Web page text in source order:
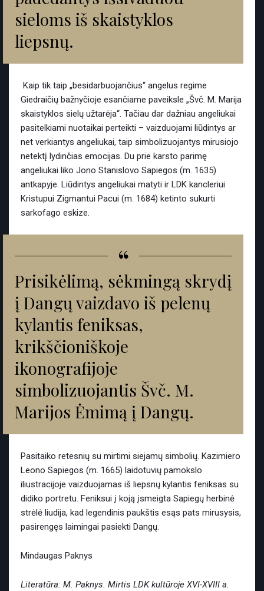
sieloms iš skaistyklos
liepsnų.
Kaip tik taip „besidarbuojančius“ angelus regime
Giedraičių bažnyčioje esančiame paveiksle „Švč. M. Marija
skaistyklos sielų užtarėja“. Tačiau dar dažniau angeliukai
pasitelkiami nuotaikai perteikti – vaizduojami liūdintys ar
net verkiantys angeliukai, taip simbolizuojantys mirusiojo
netektį lydinčias emocijas. Du prie karsto parimę
angeliukai liko Jono Stanislovo Sapiegos (m. 1635)
antkapyje. Liūdintys angeliukai matyti ir LDK kancleriui
Kristupui Zigmantui Pacui (m. 1684) ketinto sukurti
sarkofago eskize.
“
Prisikėlimą, sėkmingą skrydį
į Dangų vaizdavo iš pelenų
kylantis feniksas,
krikščioniškoje
ikonografijoje
simbolizuojantis Švč. M.
Marijos Ėmimą į Dangų.
Pasitaiko retesnių su mirtimi siejamų simbolių. Kazimiero
Leono Sapiegos (m. 1665) laidotuvių pamokslo
iliustracijoje vaizduojamas iš liepsnų kylantis feniksas su
didiko portretu. Feniksui į koją įsmeigta Sapiegų herbinė
strėlė liudija, kad legendinis paukštis esąs pats mirusysis,
pasirengęs laimingai pasiekti Dangų.
Mindaugas Paknys
Literatūra: M. Paknys. Mirtis LDK kultūroje XVI-XVIII a.